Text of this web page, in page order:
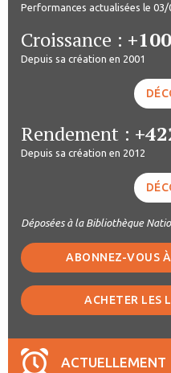
Performances actualisées le
Croissance :
Depuis sa création en 2001
Rendement :
Depuis sa création en 2012
Déposées à la Bibliothèque
ABONNEZ-VOUS
ACHETER LES
ACTUELLEMENT